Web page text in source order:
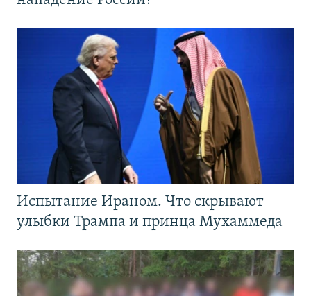
Испытание Ираном. Что скрывают
улыбки Трампа и принца Мухаммеда